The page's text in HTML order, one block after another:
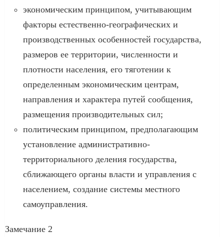
экономическим принципом, учитывающим
факторы естественно-географических и
производственных особенностей государства,
размеров ее территории, численности и
плотности населения, его тяготении к
определенным экономическим центрам,
направления и характера путей сообщения,
размещения производительных сил;
политическим принципом, предполагающим
установление административно-
территориального деления государства,
сближающего органы власти и управления с
населением, создание системы местного
самоуправления.
Замечание 2